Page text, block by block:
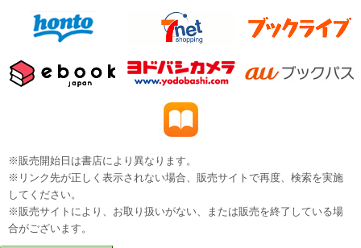
※販売開始日は書店により異なります。
※リンク先が正しく表示されない場合、販売サイトで再度、検索を実施
してください。
※販売サイトにより、お取り扱いがない、または販売を終了している場
合がございます。